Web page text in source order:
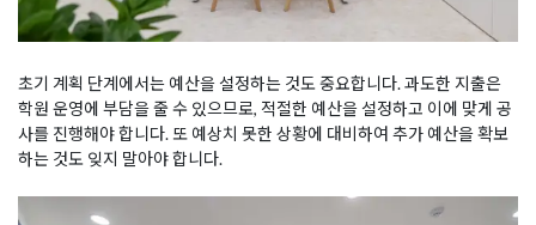
초기 계획 단계에서는 예산을 설정하는 것도 중요합니다. 과도한 지출은
학원 운영에 부담을 줄 수 있으므로, 적절한 예산을 설정하고 이에 맞게 공
사를 진행해야 합니다. 또 예상치 못한 상황에 대비하여 추가 예산을 확보
하는 것도 잊지 말아야 합니다.